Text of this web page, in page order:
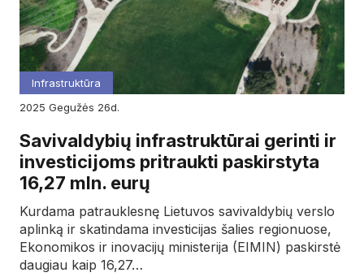
Infrastruktūra
2025
gegužės 26d.
Savivaldybių infrastruktūrai gerinti ir
investicijoms pritraukti paskirstyta
16,27 mln. eurų
Kurdama patrauklesnę Lietuvos savivaldybių verslo
aplinką ir skatindama investicijas šalies regionuose,
Ekonomikos ir inovacijų ministerija (EIMIN) paskirstė
daugiau kaip 16,27…